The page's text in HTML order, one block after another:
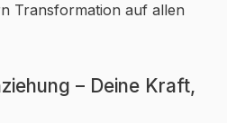
Transformation auf allen
– Deine Kraft,